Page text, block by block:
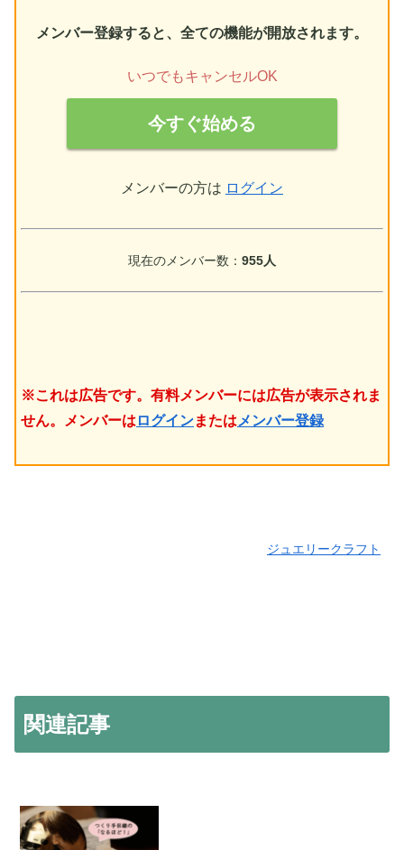
メンバー登録すると、全ての機能が開放されます。
いつでもキャンセルOK
今すぐ始める
メンバーの方は ログイン
現在のメンバー数： 955人
※これは広告です。有料メンバーには広告が表示されま
せん。メンバーは ログインまたは メンバー登録
ジュエリークラフト
関連記事